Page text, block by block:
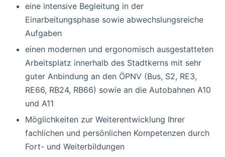
eine intensive Begleitung in der
Einarbeitungsphase sowie abwechslungsreiche
Aufgaben
einen modernen und ergonomisch ausgestatteten
Arbeitsplatz innerhalb des Stadtkerns mit sehr
guter Anbindung an den ÖPNV (Bus, S2, RE3,
RE66, RB24, RB66) sowie an die Autobahnen A10
und A11
Möglichkeiten zur Weiterentwicklung Ihrer
fachlichen und persönlichen Kompetenzen durch
Fort- und Weiterbildungen